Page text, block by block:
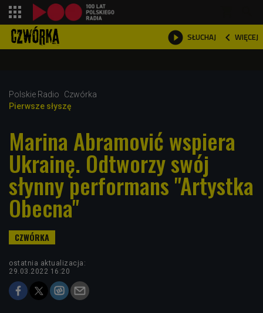
 SŁUCHAJ  WIĘCEJ

Polskie Radio
Czwórka
Pierwsze słyszę
Marina Abramović wspiera
Ukrainę. Odtworzy swój
słynny performans "Artystka
Obecna"
ostatnia aktualizacja:
29.03.2022 16:20